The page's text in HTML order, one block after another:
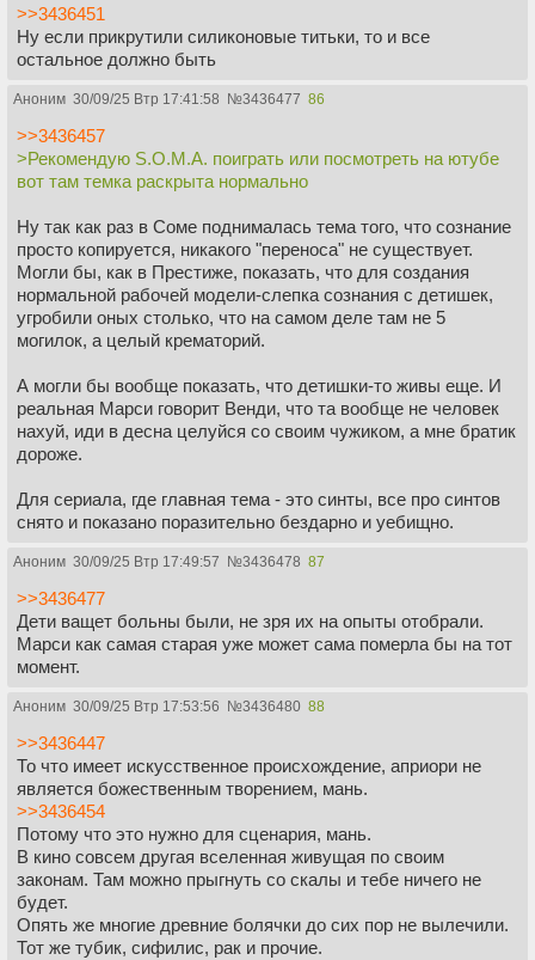
>>3436451
Ну если прикрутили силиконовые титьки, то и все
остальное должно быть
Аноним 30/09/25 Втр 17:41:58 №3436477 86
>>3436457
>Рекомендую S.O.M.A. поиграть или посмотреть на ютубе
вот там темка раскрыта нормально
Ну так как раз в Соме поднималась тема того, что сознание
просто копируется, никакого "переноса" не существует.
Могли бы, как в Престиже, показать, что для создания
нормальной рабочей модели-слепка сознания с детишек,
угробили оных столько, что на самом деле там не 5
могилок, а целый крематорий.
А могли бы вообще показать, что детишки-то живы еще. И
реальная Марси говорит Венди, что та вообще не человек
нахуй, иди в десна целуйся со своим чужиком, а мне братик
дороже.
Для сериала, где главная тема - это синты, все про синтов
снято и показано поразительно бездарно и уебищно.
Аноним 30/09/25 Втр 17:49:57 №3436478 87
>>3436477
Дети ващет больны были, не зря их на опыты отобрали.
Марси как самая старая уже может сама померла бы на тот
момент.
Аноним 30/09/25 Втр 17:53:56 №3436480 88
>>3436447
То что имеет искусственное происхождение, априори не
является божественным творением, мань.
>>3436454
Потому что это нужно для сценария, мань.
В кино совсем другая вселенная живущая по своим
законам. Там можно прыгнуть со скалы и тебе ничего не
будет.
Опять же многие древние болячки до сих пор не вылечили.
Тот же тубик, сифилис, рак и прочие.